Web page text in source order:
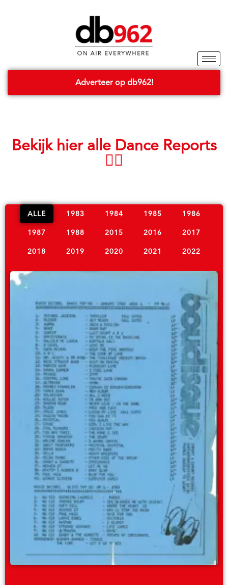
Adverteer op db962!
Bekijk hier alle Dance Reports
👇🏼
ALLE 1983 1984 1985
1986
1987
1988 2015 2016
2017
2018
2019 2020 2021 2022